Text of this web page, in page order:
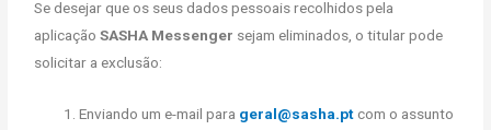
Se desejar que os seus dados pessoais recolhidos pela
aplicaçãoSASHA Messenger sejam eliminados, o titular pode
solicitar a exclusão:
Enviando um e-mail para geral@sasha.ptcom o assunto